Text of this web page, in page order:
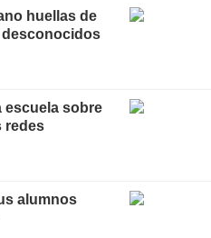
huellas de
escuela sobre
redes
alumnos